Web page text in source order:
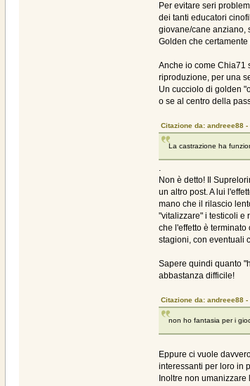
Per evitare seri
dei tanti educatori
giovane/cane anziano,
Golden che
Anche io come Chia71
riproduzione, per una
Un cucciolo di golden
o se al centro della
Citazione da: andreee88
La castrazione ha
.
Non è detto! Il
un altro post. A lui
mano che il rilascio
"vitalizzare" i testicoli e
che l'effetto è
stagioni, con eventuali
Sapere quindi quanto
abbastanza difficile!
Citazione da: andreee88
non ho fantasia per i
Eppure ci vuole
interessanti per loro in
Inoltre non